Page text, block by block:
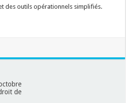
des outils opérationnels simplifiés.
de